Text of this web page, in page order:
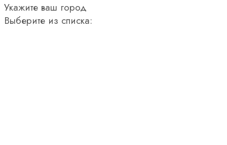
Укажите ваш город
Выберите из списка: